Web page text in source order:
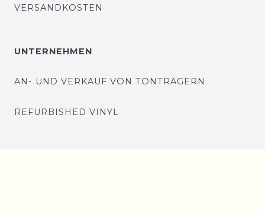
VERSANDKOSTEN
UNTERNEHMEN
AN- UND VERKAUF VON TONTRÄGERN
REFURBISHED VINYL